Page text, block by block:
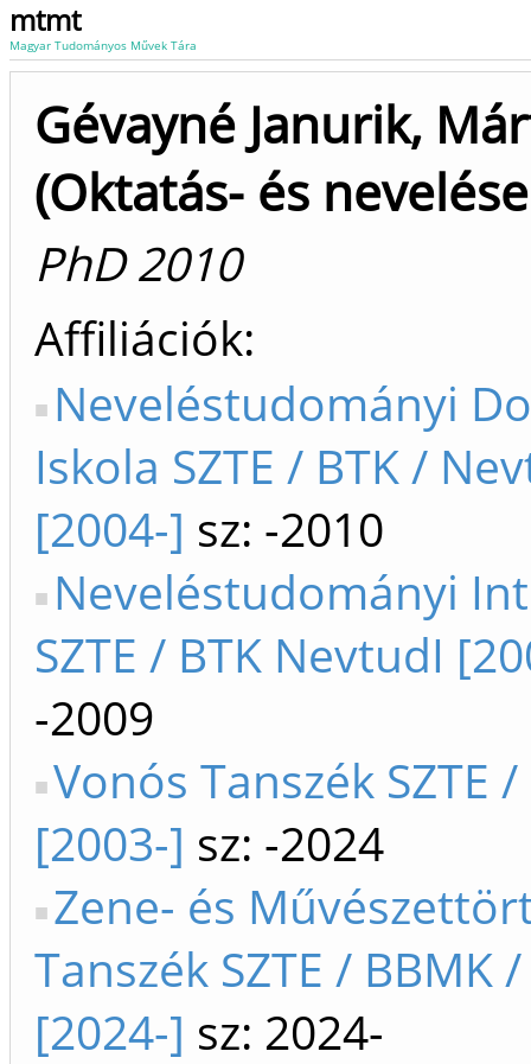
mtmt
Magyar Tudományos Művek Tára
Gévayné Janurik,
(Oktatás- és
PhD 2010
Affiliációk
Neveléstudományi
Iskola SZTE / BTK /
[2004-] sz: -2010
Neveléstudományi
SZTE / BTK NevtudI
-2009
Vonós Tanszék SZTE
[2003-] sz: -2024
Zene- és
Tanszék SZTE / BBMK
[2024-] sz: 2024-